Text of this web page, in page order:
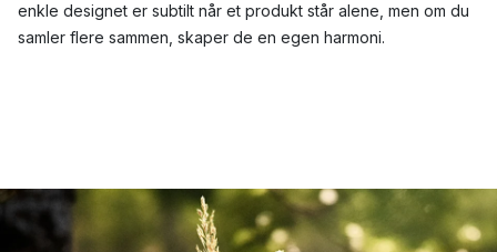
enkle designet er subtilt når et produkt står alene, men om du
samler flere sammen, skaper de en egen harmoni.